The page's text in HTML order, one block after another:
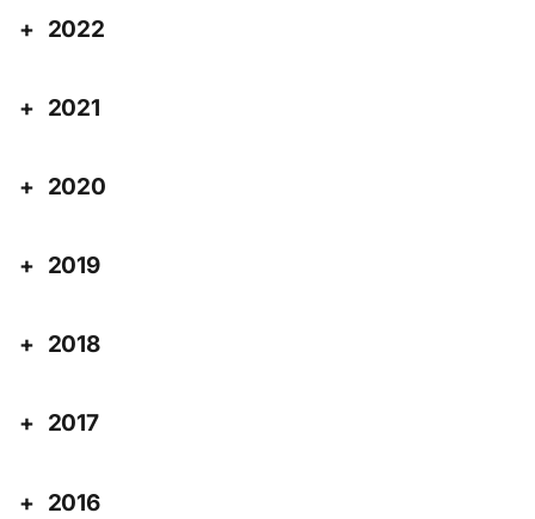
2022
2021
2020
2019
2018
2017
2016